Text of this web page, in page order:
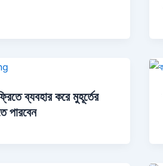
ব্যবহার করে মুহূর্তের
পারবেন